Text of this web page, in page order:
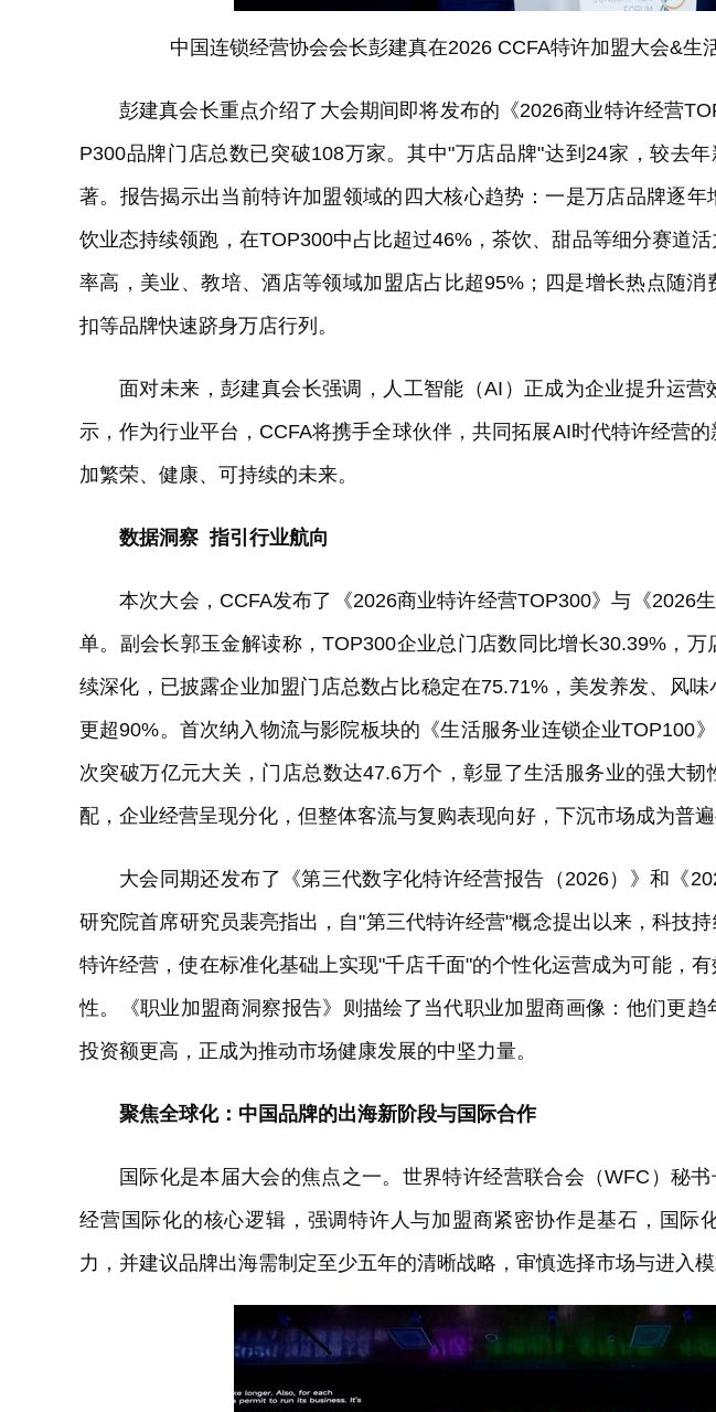
中国连锁经营协会会长彭建真在2026 CCFA特许加盟大会&生
彭建真会长重点介绍了大会期间即将发布的《2026商业特许经营
P300品牌门店总数已突破108万家。其中"万店品牌"达到24家，较去
著。报告揭示出当前特许加盟领域的四大核心趋势：一是万店品牌逐
饮业态持续领跑，在TOP300中占比超过46%，茶饮、甜品等细分赛道
率高，美业、教培、酒店等领域加盟店占比超95%；四是增长热点随
扣等品牌快速跻身万店行列。
面对未来，彭建真会长强调，人工智能（AI）正成为企业提升运
示，作为行业平台，CCFA将携手全球伙伴，共同拓展AI时代特许经营
加繁荣、健康、可持续的未来。
数据洞察 指引行业航向
本次大会，CCFA发布了《2026商业特许经营TOP300》与《2026
单。副会长郭玉金解读称，TOP300企业总门店数同比增长30.39%，
续深化，已披露企业加盟门店总数占比稳定在75.71%，美发养发、风
更超90%。首次纳入物流与影院板块的《生活服务业连锁企业TOP100
次突破万亿元大关，门店总数达47.6万个，彰显了生活服务业的强大
配，企业经营呈现分化，但整体客流与复购表现向好，下沉市场成为普遍
大会同期还发布了《第三代数字化特许经营报告（2026）》和《
研究院首席研究员裴亮指出，自"第三代特许经营"概念提出以来，科技
特许经营，使在标准化基础上实现"千店千面"的个性化运营成为可能，
性。《职业加盟商洞察报告》则描绘了当代职业加盟商画像：他们更
投资额更高，正成为推动市场健康发展的中坚力量。
聚焦全球化：中国品牌的出海新阶段与国际合作
国际化是本届大会的焦点之一。世界特许经营联合会（WFC）秘
经营国际化的核心逻辑，强调特许人与加盟商紧密协作是基石，国际
力，并建议品牌出海需制定至少五年的清晰战略，审慎选择市场与进入模